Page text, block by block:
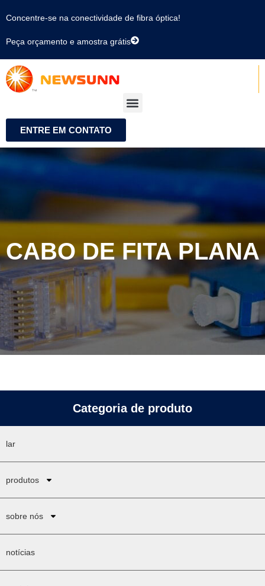
Concentre-se na conectividade de fibra óptica!
Peça orçamento e amostra grátis
ENTRE EM CONTATO
CABO DE FITA PLANA
Categoria de produto
lar
produtos
sobre nós
notícias